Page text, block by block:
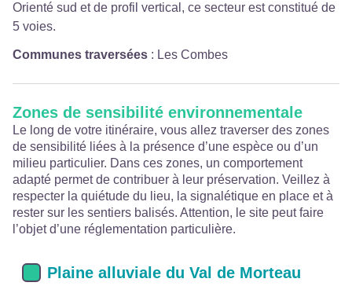
Orienté sud et de profil vertical, ce secteur est constitué de
5 voies.
Communes traversées : Les Combes
Zones de sensibilité environnementale
Le long de votre itinéraire, vous allez traverser des zones
de sensibilité liées à la présence d’une espèce ou d’un
milieu particulier. Dans ces zones, un comportement
adapté permet de contribuer à leur préservation. Veillez à
respecter la quiétude du lieu, la signalétique en place et à
rester sur les sentiers balisés. Attention, le site peut faire
l’objet d’une réglementation particulière.
Plaine alluviale du Val de Morteau